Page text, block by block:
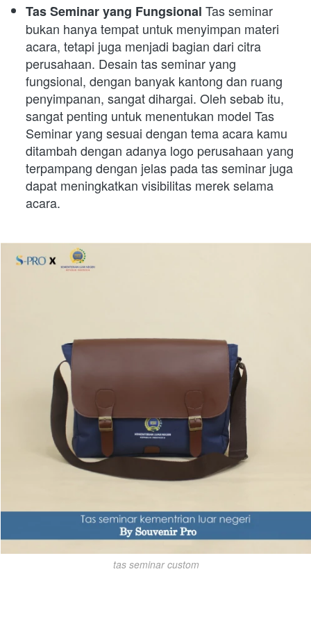
Tas Seminar yang Fungsional Tas seminar
bukan hanya tempat untuk menyimpan materi
acara, tetapi juga menjadi bagian dari citra
perusahaan. Desain tas seminar yang
fungsional, dengan banyak kantong dan ruang
penyimpanan, sangat dihargai. Oleh sebab itu,
sangat penting untuk menentukan model Tas
Seminar yang sesuai dengan tema acara kamu
ditambah dengan adanya logo perusahaan yang
terpampang dengan jelas pada tas seminar juga
dapat meningkatkan visibilitas merek selama
acara.
tas seminar custom